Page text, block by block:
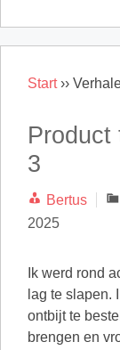
Start››
Product
3
Bertus
2025
Ik werd rond
lag te slapen.
ontbijt te
brengen en